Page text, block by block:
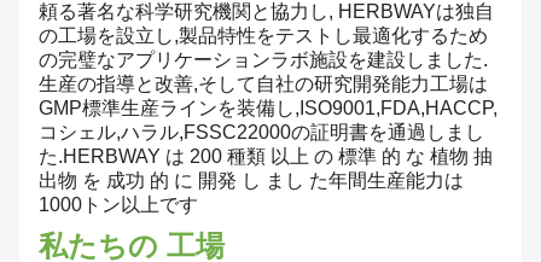
頼る著名な科学研究機関と協力し, HERBWAYは独自
の工場を設立し,製品特性をテストし最適化するため
の完璧なアプリケーションラボ施設を建設しました.
生産の指導と改善,そして自社の研究開発能力工場は
GMP標準生産ラインを装備し,ISO9001,FDA,HACCP,
コシェル,ハラル,FSSC22000の証明書を通過しまし
た.HERBWAY は 200 種類 以上 の 標準 的 な 植物 抽
出物 を 成功 的 に 開発 し まし た年間生産能力は
1000トン以上です
私たちの 工場